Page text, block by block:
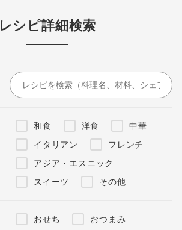
レシピ詳細検索
和食 洋食
中華
イタリアン
フレンチ
アジア・エスニック
スイーツ
その他
おせち
おつまみ